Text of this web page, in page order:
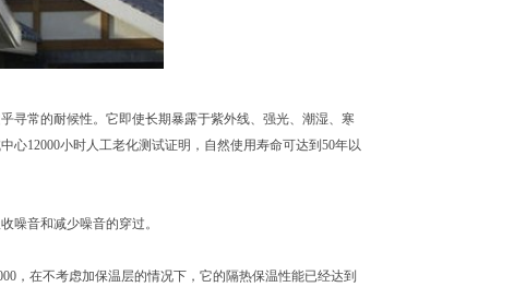
常的耐候性。它即使长期暴露于紫外线、强光、潮湿、寒
12000小时人工老化测试证明，自然使用寿命可达到50年以
音和减少噪音的穿过。
，在不考虑加保温层的情况下，它的隔热保温性能已经达到